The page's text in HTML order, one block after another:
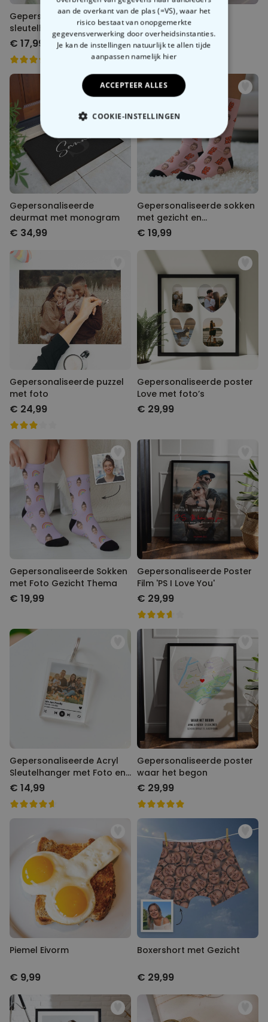
Gepersonaliseerde houten
sleutelhanger met foto
€ 17,99
Half wijnglas
€ 19,99
Gepersonaliseerde
deurmat met monogram
€ 34,99
Gepersonaliseerde sokken
met gezicht en
verschillende designs
€ 19,99
Gepersonaliseerde puzzel
met foto
€ 24,99
Gepersonaliseerde poster
Love met foto’s
€ 29,99
Gepersonaliseerde Sokken
met Foto Gezicht Thema
€ 19,99
Gepersonaliseerde Poster
Film 'PS I Love You'
€ 29,99
Gepersonaliseerde Acryl
Sleutelhanger met Foto en
Songtitel
€ 14,99
Gepersonaliseerde poster
waar het begon
€ 29,99
Piemel Eivorm
€ 9,99
Boxershort met Gezicht
€ 29,99
aan de overkant van de plas (=VS), waar het
risico bestaat van onopgemerkte
gegevensverwerking door overheidsinstanties.
Je kan de instellingen natuurlijk te allen tijde
aanpassen namelijk hier
ACCEPTEER ALLES
COOKIE-INSTELLINGEN
NOODZAKELIJK
PERFORMANCE